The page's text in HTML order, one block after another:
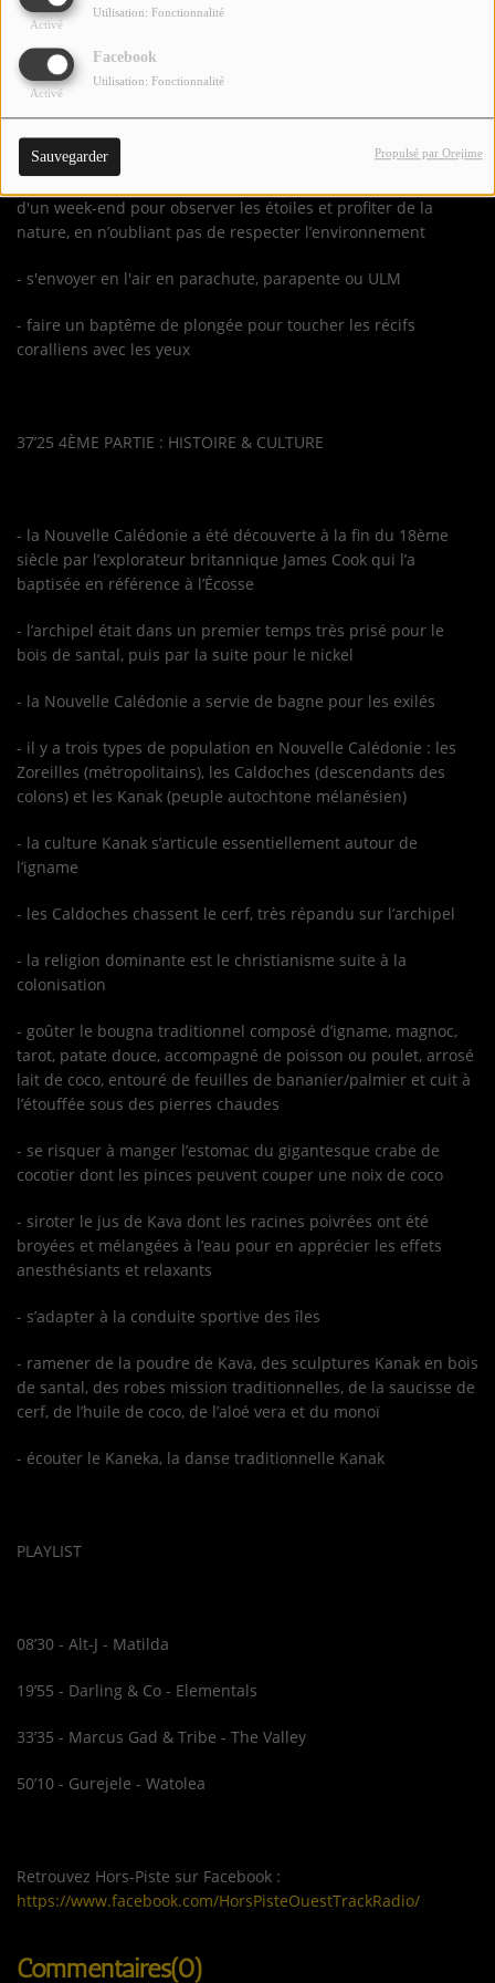
Activé
Utilisation: Fonctionnalité
Facebook
Activé
Utilisation: Fonctionnalité
Sauvegarder Propulsé par Orejime
les îles Loyauté
un guide
- se déraciner de la civilisation sur un îlot lointain le temps
d'un week-end pour observer les étoiles et profiter de la
nature, en n’oubliant pas de respecter l’environnement
- s'envoyer en l'air en parachute, parapente ou ULM
- faire un baptême de plongée pour toucher les récifs
coralliens avec les yeux
37’25 4ÈME PARTIE : HISTOIRE & CULTURE
- la Nouvelle Calédonie a été découverte à la fin du 18ème
siècle par l’explorateur britannique James Cook qui l’a
baptisée en référence à l’Écosse
- l’archipel était dans un premier temps très prisé pour le
bois de santal, puis par la suite pour le nickel
- la Nouvelle Calédonie a servie de bagne pour les exilés
- il y a trois types de population en Nouvelle Calédonie : les
Zoreilles (métropolitains), les Caldoches (descendants des
colons) et les Kanak (peuple autochtone mélanésien)
- la culture Kanak s’articule essentiellement autour de
l’igname
- les Caldoches chassent le cerf, très répandu sur l’archipel
- la religion dominante est le christianisme suite à la
colonisation
- goûter le bougna traditionnel composé d’igname, magnoc,
tarot, patate douce, accompagné de poisson ou poulet, arrosé
lait de coco, entouré de feuilles de bananier/palmier et cuit à
l’étouffée sous des pierres chaudes
- se risquer à manger l’estomac du gigantesque crabe de
cocotier dont les pinces peuvent couper une noix de coco
- siroter le jus de Kava dont les racines poivrées ont été
broyées et mélangées à l’eau pour en apprécier les effets
anesthésiants et relaxants
- s’adapter à la conduite sportive des îles
- ramener de la poudre de Kava, des sculptures Kanak en bois
de santal, des robes mission traditionnelles, de la saucisse de
cerf, de l’huile de coco, de l’aloé vera et du monoï
- écouter le Kaneka, la danse traditionnelle Kanak
PLAYLIST
08’30 - Alt-J - Matilda
19’55 - Darling & Co - Elementals
33’35 - Marcus Gad & Tribe - The Valley
50’10 - Gurejele - Watolea
Retrouvez Hors-Piste sur Facebook :
https://www.facebook.com/HorsPisteOuestTrackRadio/
Commentaires(0)